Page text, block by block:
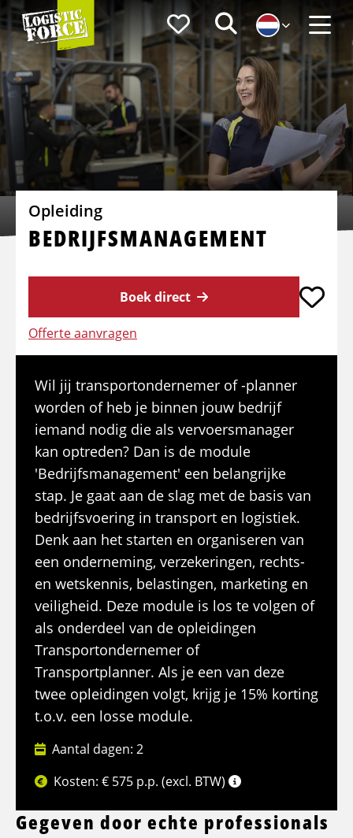
Logistic
Force
FavorietenZoeken
Menu
Opleiding
BEDRIJFSMANAGEMENT
Boek direct
Offerte aanvragen
Wil jij transportondernemer of -planner
worden of heb je binnen jouw bedrijf
iemand nodig die als vervoersmanager
kan optreden? Dan is de module
'Bedrijfsmanagement' een belangrijke
stap. Je gaat aan de slag met de basis van
bedrijfsvoering in transport en logistiek.
Denk aan het starten en organiseren van
een onderneming, verzekeringen, rechts-
en wetskennis, belastingen, marketing en
veiligheid. Deze module is los te volgen of
als onderdeel van de opleidingen
Transportondernemer of
Transportplanner. Als je een van deze
twee opleidingen volgt, krijg je 15% korting
t.o.v. een losse module.
Aantal dagen: 2
Kosten: € 575 p.p. (excl. BTW)
Gegeven door echte professionals